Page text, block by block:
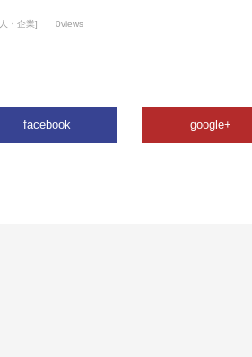
・企業] 0views
facebook google+